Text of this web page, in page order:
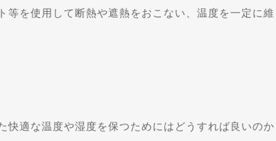
等を使用して断熱や遮熱をおこない、温度を一定に維
快適な温度や湿度を保つためにはどうすれば良いのか